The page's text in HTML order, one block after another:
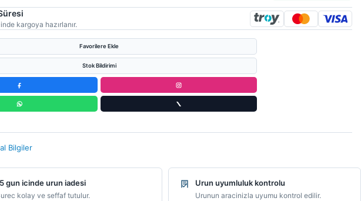
kargoya hazırlanır.
Favorilere Ekle
Stok Bildirimi
Bilgiler
gun icinde urun iadesi
kolay ve seffaf tutulur.
Urun uyumluluk kontrolu
Urunun aracinizla uyumu kontrol edilir.